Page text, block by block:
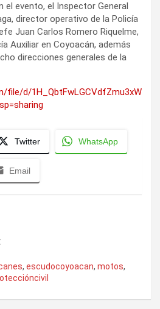
el evento, el Inspector General
director operativo de la Policía
Juan Carlos Romero Riquelme,
Auxiliar en Coyoacán, además
direcciones generales de la
file/d/1H_QbtFwLGCVdfZmu3xW
Twitter WhatsApp
Email
, escudocoyoacan, motos,